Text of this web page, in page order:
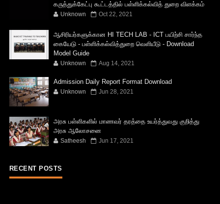
கருத்துக்கேட்பு கூட்டத்தில் பள்ளிக்கல்வித் துறை விளக்கம்
Unknown Oct 22, 2021
ஆசிரியர்களுக்கான HI TECH LAB - ICT பயிற்சி சார்ந்த
கையேடு - பள்ளிக்கல்வித்துறை வெளியீடு - Download
Model Guide
Unknown Aug 14, 2021
Admission Daily Report Format Download
Unknown Jun 28, 2021
அரசு பள்ளிகளில் மாணவர் தரத்தை உயர்த்துவது குறித்து
அரசு ஆலோசனை
Satheesh Jun 17, 2021
RECENT POSTS